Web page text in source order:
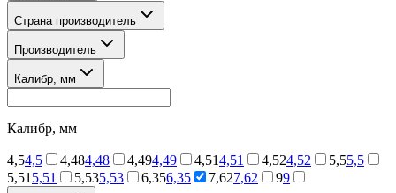
Страна производитель
Производитель
Калибр, мм
Калибр, мм
4,54,5 4,484,48 4,494,49 4,514,51 4,524,52 5,55,5
5,51 5,51 5,535,53 6,356,35 7,627,62 99